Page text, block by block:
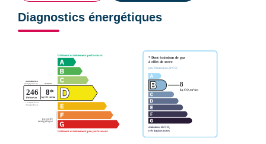
Diagnostics énergétiques